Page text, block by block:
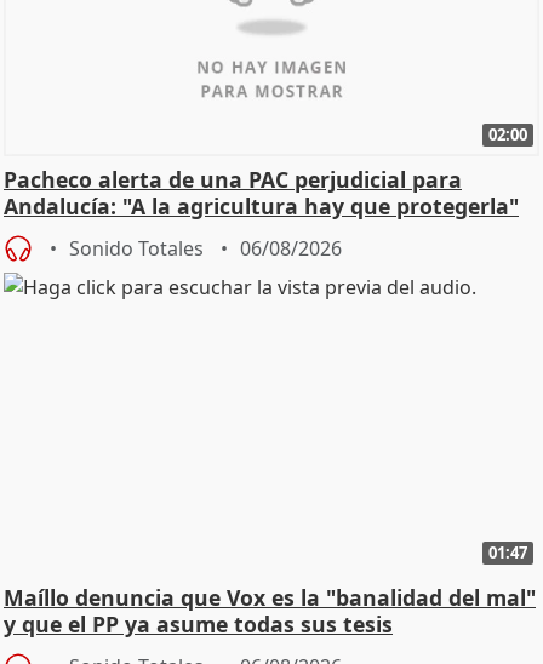
02:00
Pacheco alerta de una PAC perjudicial para
Andalucía: "A la agricultura hay que protegerla"
Sonido Totales 06/08/2026
01:47
Maíllo denuncia que Vox es la "banalidad del mal"
y que el PP ya asume todas sus tesis